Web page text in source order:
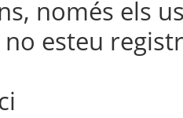
només els
esteu